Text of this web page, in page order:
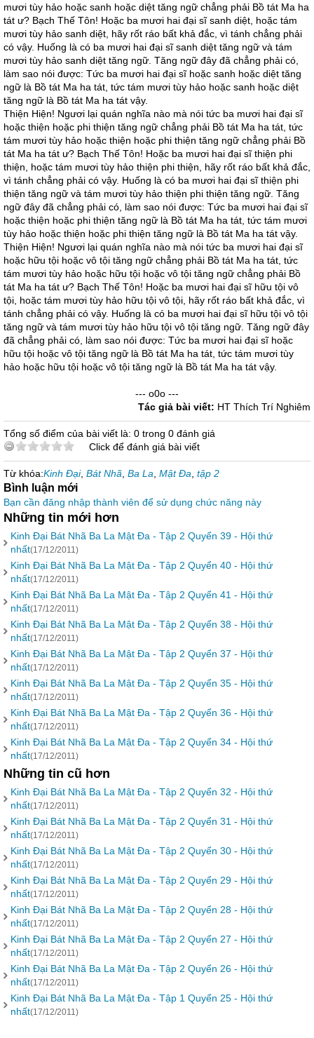
mươi tùy hảo hoặc sanh hoặc diệt tăng ngữ chẳng phải Bồ tát Ma ha
tát ư? Bạch Thế Tôn! Hoặc ba mươi hai đại sĩ sanh diệt, hoặc tám
mươi tùy hảo sanh diệt, hãy rốt ráo bất khả đắc, vì tánh chẳng phải
có vậy. Huống là có ba mươi hai đại sĩ sanh diệt tăng ngữ và tám
mươi tùy hảo sanh diệt tăng ngữ. Tăng ngữ đây đã chẳng phải có,
làm sao nói được: Tức ba mươi hai đại sĩ hoặc sanh hoặc diệt tăng
ngữ là Bồ tát Ma ha tát, tức tám mươi tùy hảo hoặc sanh hoặc diệt
tăng ngữ là Bồ tát Ma ha tát vậy.
Thiện Hiện! Ngươi lại quán nghĩa nào mà nói tức ba mươi hai đại sĩ
hoặc thiện hoặc phi thiện tăng ngữ chẳng phải Bồ tát Ma ha tát, tức
tám mươi tùy hảo hoặc thiện hoặc phi thiện tăng ngữ chẳng phải Bồ
tát Ma ha tát ư? Bạch Thế Tôn! Hoặc ba mươi hai đại sĩ thiện phi
thiện, hoặc tám mươi tùy hảo thiện phi thiện, hãy rốt ráo bất khả đắc,
vì tánh chẳng phải có vậy. Huống là có ba mươi hai đại sĩ thiện phi
thiện tăng ngữ và tám mươi tùy hảo thiện phi thiện tăng ngữ. Tăng
ngữ đây đã chẳng phải có, làm sao nói được: Tức ba mươi hai đại sĩ
hoặc thiện hoặc phi thiện tăng ngữ là Bồ tát Ma ha tát, tức tám mươi
tùy hảo hoặc thiện hoặc phi thiện tăng ngữ là Bồ tát Ma ha tát vậy.
Thiện Hiện! Ngươi lại quán nghĩa nào mà nói tức ba mươi hai đại sĩ
hoặc hữu tội hoặc vô tội tăng ngữ chẳng phải Bồ tát Ma ha tát, tức
tám mươi tùy hảo hoặc hữu tội hoặc vô tội tăng ngữ chẳng phải Bồ
tát Ma ha tát ư? Bạch Thế Tôn! Hoặc ba mươi hai đại sĩ hữu tội vô
tội, hoặc tám mươi tùy hảo hữu tội vô tội, hãy rốt ráo bất khả đắc, vì
tánh chẳng phải có vậy. Huống là có ba mươi hai đại sĩ hữu tội vô tội
tăng ngữ và tám mươi tùy hảo hữu tội vô tội tăng ngữ. Tăng ngữ đây
đã chẳng phải có, làm sao nói được: Tức ba mươi hai đại sĩ hoặc
hữu tội hoặc vô tội tăng ngữ là Bồ tát Ma ha tát, tức tám mươi tùy
hảo hoặc hữu tội hoặc vô tội tăng ngữ là Bồ tát Ma ha tát vậy.
--- o0o ---
Tác giả bài viết: HT Thích Trí Nghiêm
Tổng số điểm của bài viết là: 0 trong 0 đánh giá
Click để đánh giá bài viết
Từ khóa:Kinh Đại, Bát Nhã Ba La Mật Đa tập 2
Bình luận mới
Bạn cần đăng nhập thành viên để sử dụng chức năng này
Những tin mới hơn
Kinh Đại Bát Nhã Ba La Mật Đa - Tập 2 Quyển 39 - Hội thứ
nhất(17/12/2011)
Kinh Đại Bát Nhã Ba La Mật Đa - Tập 2 Quyển 40 - Hội thứ
nhất(17/12/2011)
Kinh Đại Bát Nhã Ba La Mật Đa - Tập 2 Quyển 41 - Hội thứ
nhất(17/12/2011)
Kinh Đại Bát Nhã Ba La Mật Đa - Tập 2 Quyển 38 - Hội thứ
nhất(17/12/2011)
Kinh Đại Bát Nhã Ba La Mật Đa - Tập 2 Quyển 37 - Hội thứ
nhất(17/12/2011)
Kinh Đại Bát Nhã Ba La Mật Đa - Tập 2 Quyển 35 - Hội thứ
nhất(17/12/2011)
Kinh Đại Bát Nhã Ba La Mật Đa - Tập 2 Quyển 36 - Hội thứ
nhất(17/12/2011)
Kinh Đại Bát Nhã Ba La Mật Đa - Tập 2 Quyển 34 - Hội thứ
nhất(17/12/2011)
Những tin cũ hơn
Kinh Đại Bát Nhã Ba La Mật Đa - Tập 2 Quyển 32 - Hội thứ
nhất(17/12/2011)
Kinh Đại Bát Nhã Ba La Mật Đa - Tập 2 Quyển 31 - Hội thứ
nhất(17/12/2011)
Kinh Đại Bát Nhã Ba La Mật Đa - Tập 2 Quyển 30 - Hội thứ
nhất(17/12/2011)
Kinh Đại Bát Nhã Ba La Mật Đa - Tập 2 Quyển 29 - Hội thứ
nhất(17/12/2011)
Kinh Đại Bát Nhã Ba La Mật Đa - Tập 2 Quyển 28 - Hội thứ
nhất(17/12/2011)
Kinh Đại Bát Nhã Ba La Mật Đa - Tập 2 Quyển 27 - Hội thứ
nhất(17/12/2011)
Kinh Đại Bát Nhã Ba La Mật Đa - Tập 2 Quyển 26 - Hội thứ
nhất(17/12/2011)
Kinh Đại Bát Nhã Ba La Mật Đa - Tập 1 Quyển 25 - Hội thứ
nhất(17/12/2011)